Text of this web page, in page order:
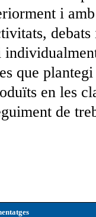
i
debats
que
en les
de